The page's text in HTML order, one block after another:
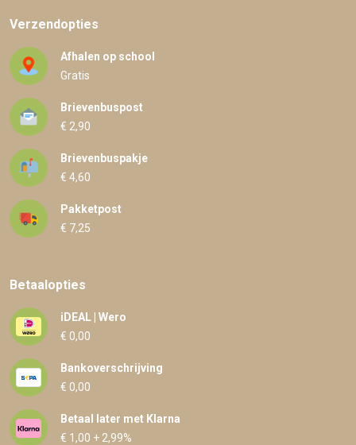
Verzendopties
Afhalen op school
Gratis
Brievenbuspost
€ 2,90
Brievenbuspakje
€ 4,60
Pakketpost
€ 7,25
Betaalopties
iDEAL | Wero
€ 0,00
Bankoverschrijving
€ 0,00
Betaal later met Klarna
€ 1,00 + 2,99%